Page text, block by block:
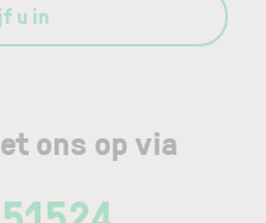
ons op via
u in